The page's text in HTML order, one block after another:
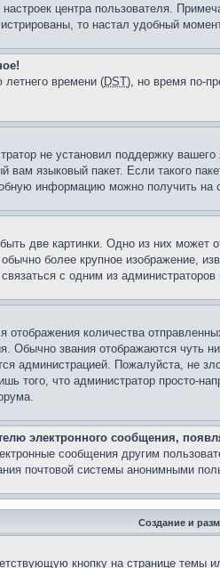
центра пользователя.
то настал удобный
летнего времени (DST), но время по-
не установил поддержку
вам языковый пакет. Если такого
информацию можно получить на
две картинки. Одно из них
более крупное изображение,
с одним из администраторов
количества
Обычно звания отображаются
администрацией. Пожалуйста, не
того, что администратор просто-
электронного сообщения,
сообщения другим
почтовой системы анонимными
Создание и
кнопку на странице темы